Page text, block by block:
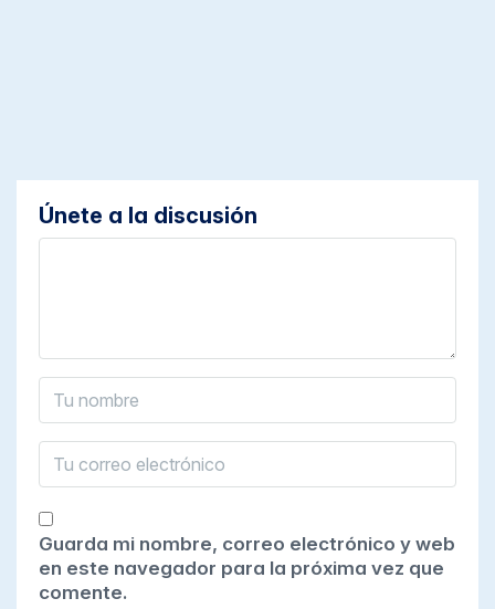
Únete a la discusión
Guarda mi nombre, correo electrónico y web
en este navegador para la próxima vez que
comente.